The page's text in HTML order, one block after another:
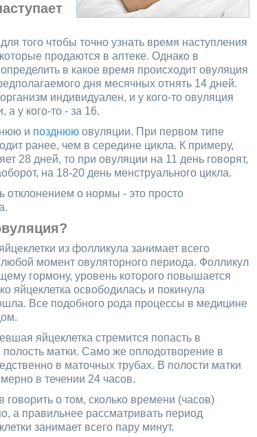
того чтобы точно узнать время наступления
продаются в аптеке. Однако в
в какое время происходит овуляция
дня месячных отнять 14 дней.
индивидуален, и у кого-то овуляция
а у кого-то - за 16.
и позднюю овуляции. При первом типе
ранее, чем в середине цикла. К примеру,
28 дней, то при овуляции на 11 день говорят,
на 18-20 день менструального цикла.
отклонением о нормы - это просто
из фолликула занимает всего
момент овуляторного периода. Фолликул
гормону, уровень которого повышается
яйцеклетка освободилась и покинула
Все подобного рода процессы в медицине
яйцеклетка стремится попасть в
полость матки. Само же оплодотворение в
в маточных трубах. В полости матки
в течении 24 часов.
о том, сколько времени (часов)
а правильнее рассматривать период
занимает всего пару минут.